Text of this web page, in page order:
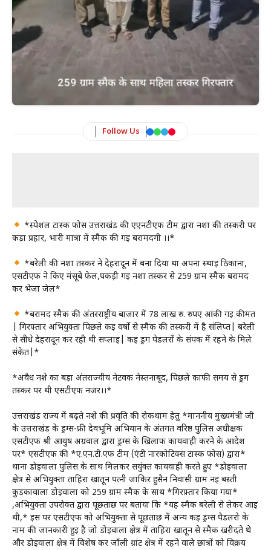
Follow Us
*स्पेशल टास्क फोर्स उत्तराखंड की एएनटीएफ टीम द्वारा नशा की तस्करी पर
कड़ा प्रहार, भारी मात्रा में स्मैक की गई बरामदगी ।।*
*बरेली की नशा तस्कर ने देहरादून में बना दिया था अपना स्थाई ठिकाना,
एसटीएफ ने किए मंसूबे फेल,पकड़ी गई नशा तस्कर से 259 ग्राम स्मैक बरामद
कर भेजा जेल*
*बरामद स्मैक की अंतरराष्ट्रीय बाजार में 78 लाख रु. रुपए आंकी गई कीमत
| गिरफ्तार अभियुक्ता पिछले कई वर्षो से स्मैक की तस्करी में है संलिप्त| बरेली
से सीधे देहरादून कर रही थी सप्लाई| कई ड्रग पेडलरों के संपर्क में रहने के मिले
संकेत|*
*अवैध नशे का बड़ा अंतर्राज्यीय नेटवर्क नेस्तनाबूद, पिछले काफी समय से ड्रग
तस्कर पर थी एसटीएफ नजर।।*
उत्तराखंड राज्य में बढ़ते नशे की प्रवृति की रोकथाम हेतु *माननीय मुख्यमंत्री जी
के उत्तराखंड के ड्रग्स-फ्री देवभूमि अभियान के अंतर्गत वरिष्ठ पुलिस अधीक्षक
एसटीएफ श्री आयुष अग्रवाल द्वारा ड्रग्स के खिलाफ कार्यवाही करने के आदेश
पर* एसटीएफ की *ए.एन.टी.एफ टीम (एंटी नारकोटिक्स टास्क फोर्स) द्वारा*
थाना डोईवाला पुलिस के साथ मिलकर सयुंक्त कार्यवाही करते हुए *डोईवाला
क्षेत्र से अभियुक्ता ताहिरा खातून पत्नी जाकिर हुसैन निवासी ग्राम नई बस्ती
कुडकावाला डोईवाला को 259 ग्राम स्मैक के साथ *गिरफ़्तार किया गया*
,अभियुक्ता उपरोक्त द्वारा पूछताछ पर बताया कि *यह स्मैक बरेली से लेकर आई
थी,* इस पर एसटीएफ को अभियुक्ता से पूछताछ में अन्य कई ड्रग्स पैडलरो के
नाम की जानकारी हुई है जो डोईवाला क्षेत्र में ताहिरा खातून से स्मैक खरीदते थे
और डोईवाला क्षेत्र में विशेष कर जॉली ग्रांट क्षेत्र में रहने वाले छात्रों को विक्रय